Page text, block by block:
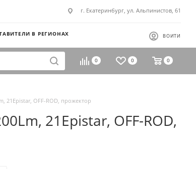
г. Екатеринбург, ул. Альпинистов, 61
В РЕГИОНАХ ВОЙТИ
0 0 0
21Epistar, OFF-ROD, прожектор
21Epistar, OFF-ROD,